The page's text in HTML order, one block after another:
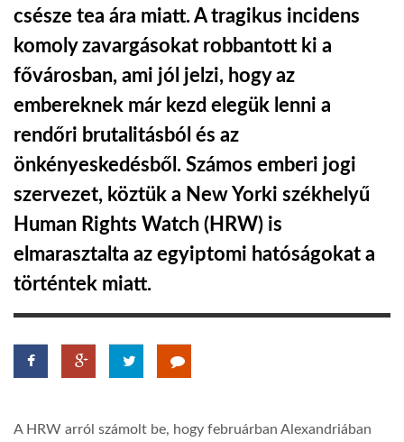
AFRIKA TUDÁSTÁR
A NAP SZÉPE
LINKTR.EE
GLOBOZSARU
DOBRAVERO.HU
csésze tea ára miatt. A tragikus incidens
komoly zavargásokat robbantott ki a
fővárosban, ami jól jelzi, hogy az
embereknek már kezd elegük lenni a
rendőri brutalitásból és az
önkényeskedésből. Számos emberi jogi
szervezet, köztük a New Yorki székhelyű
Human Rights Watch (HRW) is
elmarasztalta az egyiptomi hatóságokat a
történtek miatt.
A HRW arról számolt be, hogy februárban Alexandriában